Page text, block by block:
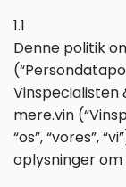
1.1
Denne politik
Vinspecialisten
mere.vin
“os”, “vores”,
oplysninger om